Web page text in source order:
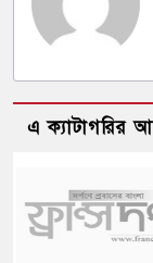
এ ক্যাটাগরির